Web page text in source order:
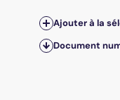
Ajouter à la
Document